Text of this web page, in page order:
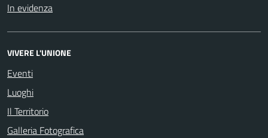
In evidenza
VIVERE L'UNIONE
Eventi
Luoghi
Il Territorio
Galleria Fotografica